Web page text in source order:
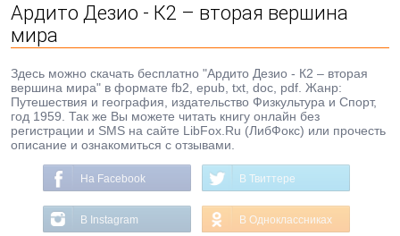
Ардито Дезио - К2 – вторая вершина
мира
Здесь можно скачать бесплатно "Ардито Дезио - К2 – вторая
вершина мира" в формате fb2, epub, txt, doc, pdf. Жанр:
Путешествия и география, издательство Физкультура и Спорт,
год 1959. Так же Вы можете читать книгу онлайн без
регистрации и SMS на сайте LibFox.Ru (ЛибФокс) или прочесть
описание и ознакомиться с отзывами.
На Facebook В Твиттере
В Instagram В Одноклассниках